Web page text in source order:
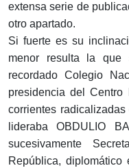
extensa serie de
otro apartado.
Si fuerte es su
menor resulta la
recordado Colegio
presidencia del Centro
corrientes
lideraba OBDULIO
sucesivamente
República,